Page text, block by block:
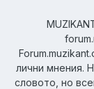
лични мнения.
словото, но